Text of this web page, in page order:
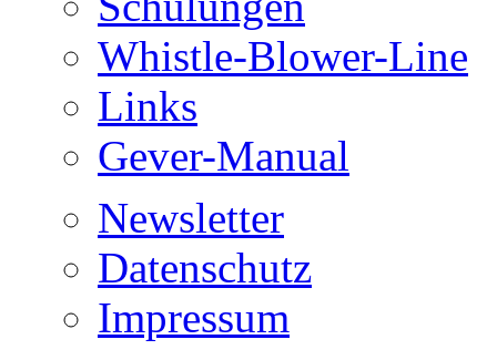
Whistle-Blower-Line
Links
Gever-Manual
Newsletter
Datenschutz
Impressum